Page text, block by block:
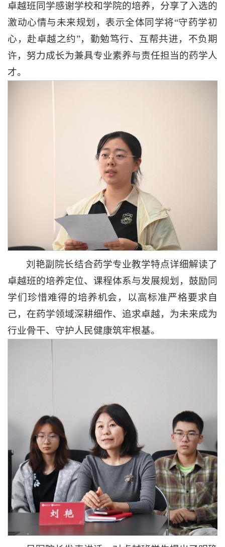
卓越班同学感谢学校和学院的培养，分享了入选的
激动心情与未来规划，表示全体同学将“守药学初
心，赴卓越之约”，勤勉笃行、互帮共进，不负期
许，努力成长为兼具专业素养与责任担当的药学人
才。
刘艳副院长结合药学专业教学特点详细解读了
卓越班的培养定位、课程体系与发展规划，鼓励同
学们珍惜难得的培养机会，以高标准严格要求自
己，在药学领域深耕细作、追求卓越，为未来成为
行业骨干、守护人民健康筑牢根基。